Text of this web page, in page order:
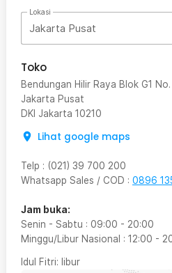
Lokasi
Jakarta Pusat
Toko
Bendungan Hilir Raya Blok G1 No.
Jakarta Pusat
DKI Jakarta 10210
Lihat google maps
Telp : (021) 39 700 200
Whatsapp Sales / COD : 0896
Jam buka:
Senin - Sabtu : 09:00 - 20:00
Minggu/Libur Nasional : 12:00 -
Idul Fitri: libur